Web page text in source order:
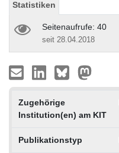
Statistiken
Seitenaufrufe: 40
seit 28.04.2018
Zugehörige
Institution(en) am KIT
Publikationstyp